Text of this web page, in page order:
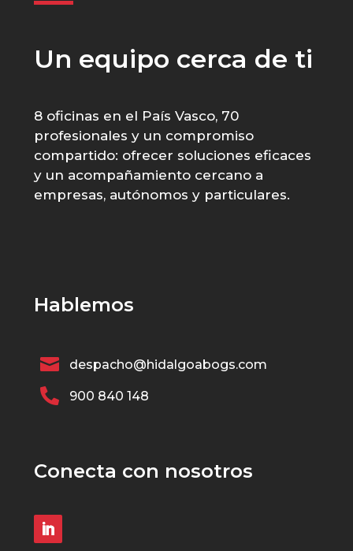
Un equipo cerca de ti
8 oficinas en el País Vasco, 70
profesionales y un compromiso
compartido: ofrecer soluciones eficaces
y un acompañamiento cercano a
empresas, autónomos y particulares.
Hablemos
 despacho@hidalgoabogs.com
 900 840 148
Conecta con nosotros